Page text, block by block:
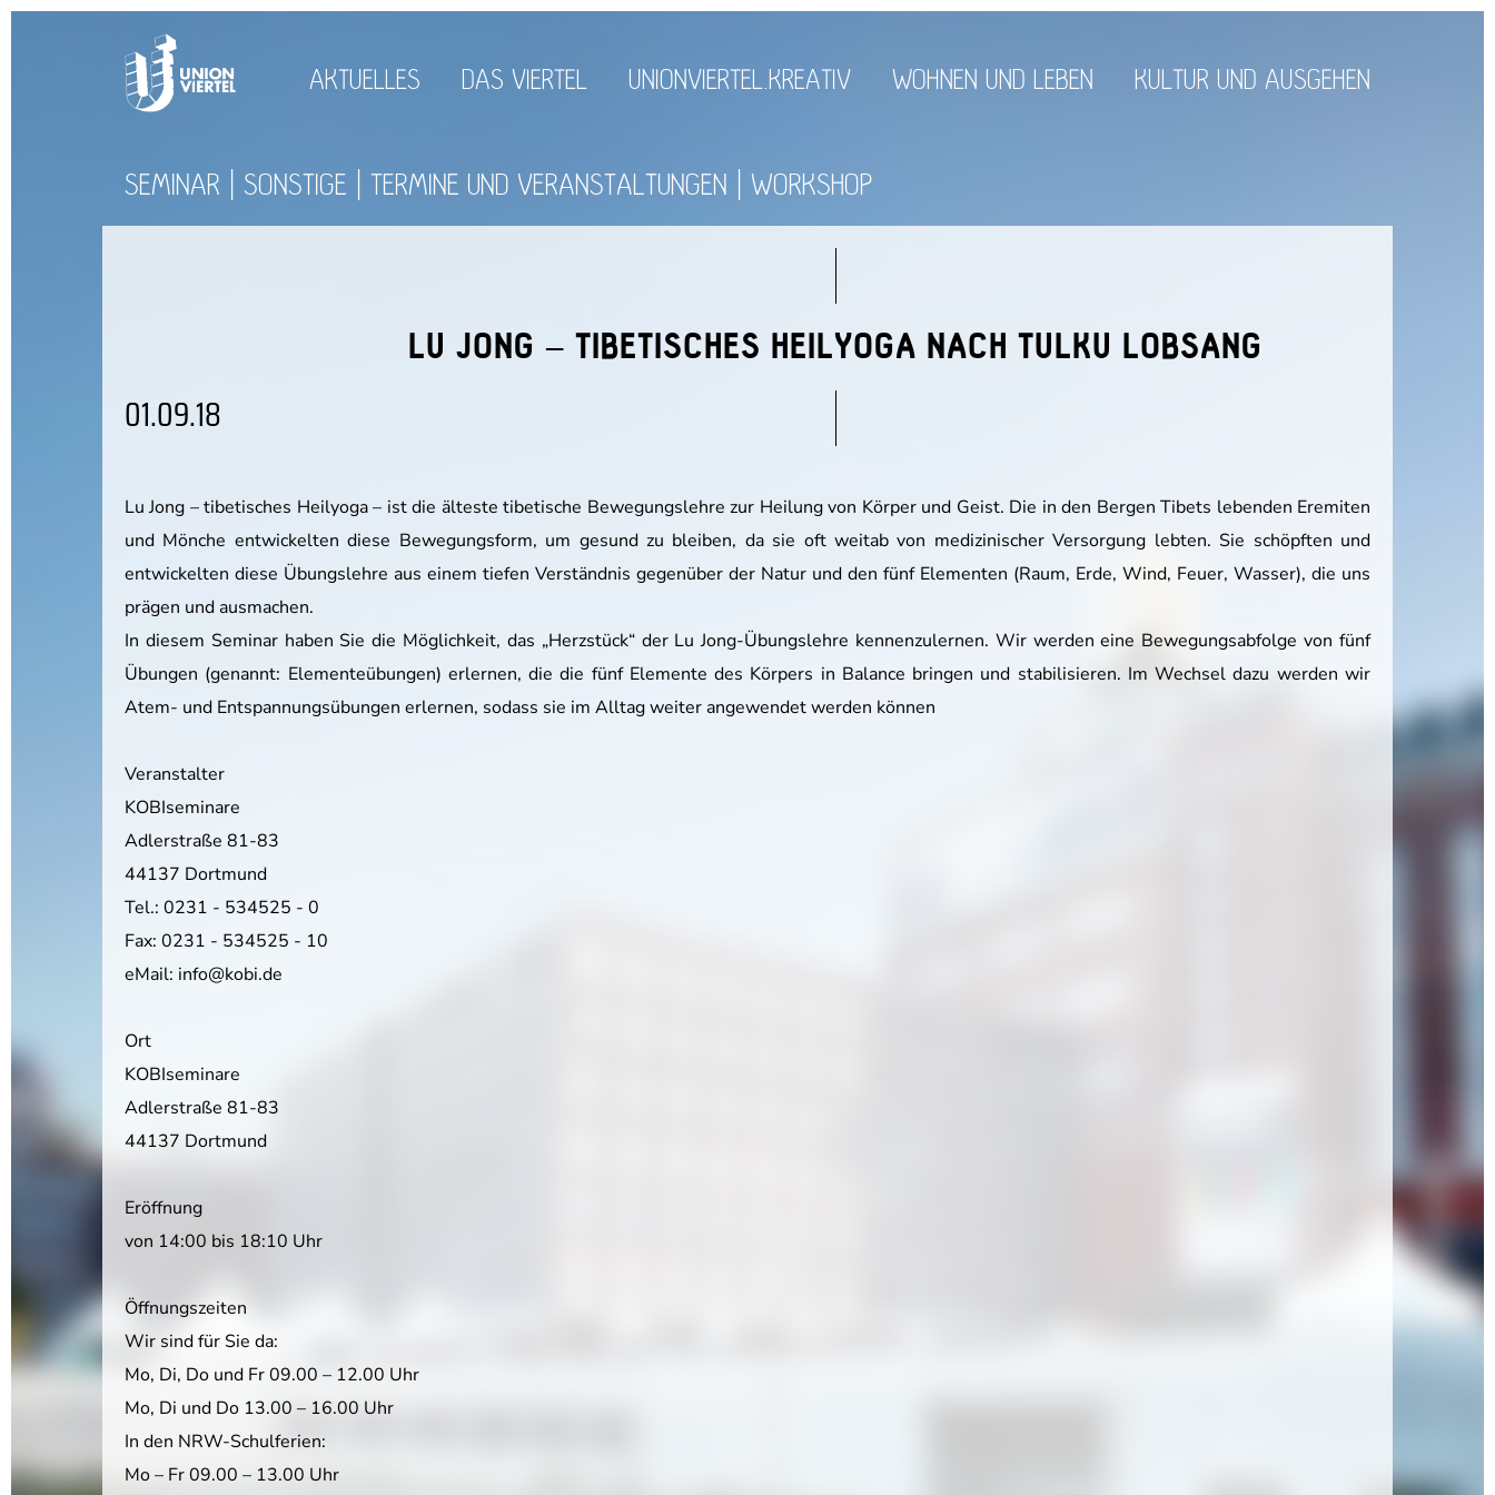
AKTUELLES DAS VIERTEL UNIONVIERTEL.KREATIV WOHNEN UND LEBEN KULTUR UND AUSGEHEN
SEMINAR SONSTIGE TERMINE UND VERANSTALTUNGEN WORKSHOP
01.09.18
LU JONG – TIBETISCHES HEILYOGA NACH TULKU LOBSANG
Lu Jong – tibetisches Heilyoga – ist die älteste tibetische Bewegungslehre zur Heilung von Körper und Geist. Die in den Bergen Tibets lebenden Eremiten
und Mönche entwickelten diese Bewegungsform, um gesund zu bleiben, da sie oft weitab von medizinischer Versorgung lebten. Sie schöpften und
entwickelten diese Übungslehre aus einem tiefen Verständnis gegenüber der Natur und den fünf Elementen (Raum, Erde, Wind, Feuer, Wasser), die uns
prägen und ausmachen.
In diesem Seminar haben Sie die Möglichkeit, das „Herzstück“ der Lu Jong-Übungslehre kennenzulernen. Wir werden eine Bewegungsabfolge von fünf
Übungen (genannt: Elementeübungen) erlernen, die die fünf Elemente des Körpers in Balance bringen und stabilisieren. Im Wechsel dazu werden wir
Atem- und Entspannungsübungen erlernen, sodass sie im Alltag weiter angewendet werden können
Veranstalter
KOBIseminare
Adlerstraße 81-83
44137 Dortmund
Tel.: 0231 - 534525 - 0
Fax: 0231 - 534525 - 10
eMail: info@kobi.de
Ort
KOBIseminare
Adlerstraße 81-83
44137 Dortmund
Eröffnung
von 14:00 bis 18:10 Uhr
Öffnungszeiten
Wir sind für Sie da:
Mo, Di, Do und Fr 09.00 – 12.00 Uhr
Mo, Di und Do 13.00 – 16.00 Uhr
In den NRW-Schulferien:
Mo – Fr 09.00 – 13.00 Uhr